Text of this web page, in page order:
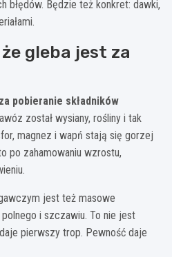
błędów. Będzie też konkret: dawki,
gleba jest za
pobieranie składników
został wysiany, rośliny i tak
magnez i wapń stają się gorzej
po zahamowaniu wzrostu,
jest też masowe
i szczawiu. To nie jest
pierwszy trop. Pewność daje